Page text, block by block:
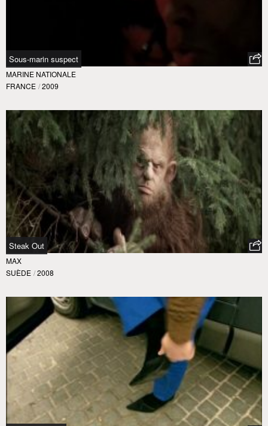
Sous-marin suspect
MARINE NATIONALE
FRANCE / 2009
Steak Out
MAX
SUÈDE / 2008